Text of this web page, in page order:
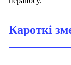
Кароткі